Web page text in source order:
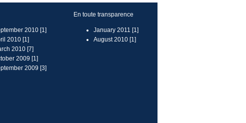
2010 [1]
2010 [1]
2010 [7]
2009 [1]
2009 [3]
En toute transparence
January 2011 [1]
August 2010 [1]